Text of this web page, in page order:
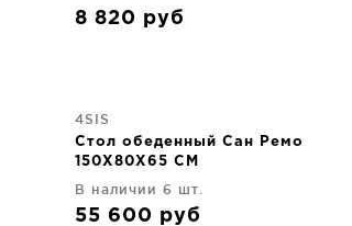
8 820 руб
4SIS
Стол обеденный Сан Ремо
150X80X65 CM
В наличии 6 шт.
55 600 руб